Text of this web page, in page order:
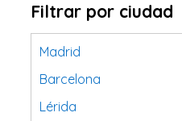
Filtrar por ciudad
Madrid
Barcelona
Lérida